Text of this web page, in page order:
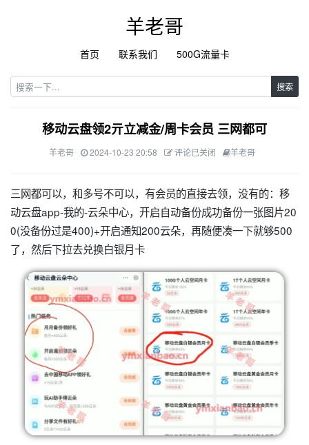
羊老哥
首页 联系我们 500G流量卡
搜索
移动云盘领2亓立减金/周卡会员 三网都可
羊老哥 2024-10-23 20:58 评论已关闭 羊老哥
三网都可以，和多号不可以，有会员的直接去领，没有的：移
动云盘app-我的-云朵中心，开启自动备份成功备份一张图片20
0(没备份过是400)+开启通知200云朵，再随便凑一下就够500
了，然后下拉去兑换白银月卡